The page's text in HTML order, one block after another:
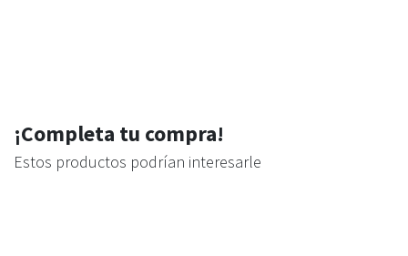
¡Completa tu compra!
Estos productos podrían interesarle